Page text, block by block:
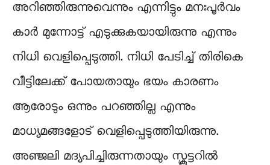
അറിഞ്ഞിരുന്നുവെന്നും എന്നിട്ടും മനഃപൂർവം
കാർ മുന്നോട്ട് എടുക്കുകയായിരുന്നു എന്നും
നിധി വെളിപ്പെടുത്തി. നിധി പേടിച്ച് തിരികെ
വീട്ടിലേക്ക് പോയതായും ഭയം കാരണം
ആരോടും ഒന്നും പറഞ്ഞില്ല എന്നും
മാധ്യമങ്ങളോട് വെളിപ്പെടുത്തിയിരുന്നു.
അഞ്ജലി മദ്യപിച്ചിരുന്നതായും സ്കൂട്ടറിൽ